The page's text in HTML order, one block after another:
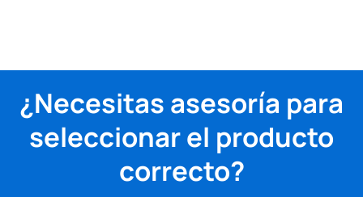
¿Necesitas asesoría para
seleccionar el producto
correcto?